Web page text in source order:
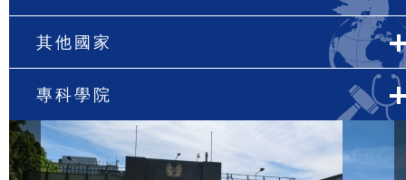
其他國家
專科學院